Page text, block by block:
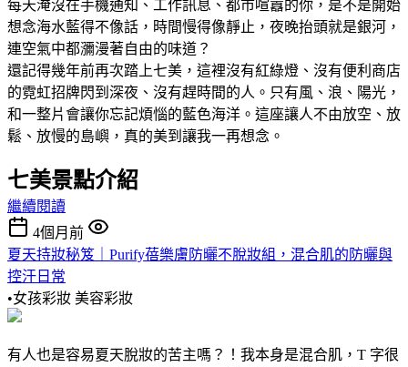
每天淹沒在手機通知、工作訊息、都市喧囂的你，是不是開始
想念海水藍得不像話，時間慢得像靜止，夜晚抬頭就是銀河，
連空氣中都瀰漫著自由的味道？
還記得幾年前再次踏上七美，這裡沒有紅綠燈、沒有便利商店
的霓虹招牌閃到深夜、沒有趕時間的人。只有風、浪、陽光，
和一整片會讓你忘記煩惱的藍色海洋。這座讓人不由放空、放
鬆、放慢的島嶼，真的美到讓我一再想念。
七美景點介紹
繼續閱讀
4個月前
夏天持妝秘笈｜Purify蓓樂膚防曬不脫妝組，混合肌的防曬與
控汗日常
•女孩彩妝 美容彩妝
有人也是容易夏天脫妝的苦主嗎？！我本身是混合肌，T 字很